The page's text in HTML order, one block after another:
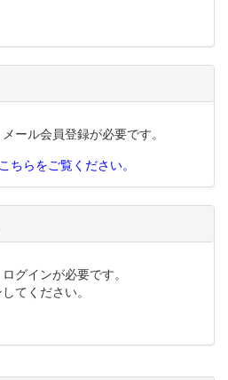
ール会員登録が必要です。
ちらをご覧ください。
グインが必要です。
てください。